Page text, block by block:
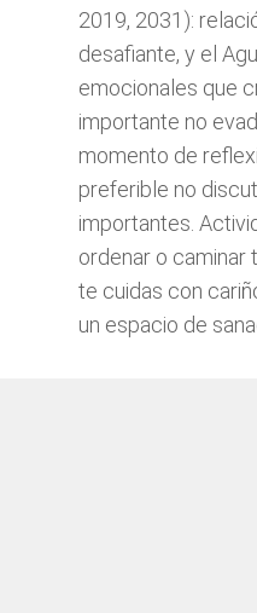
2019, 2031):
desafiante, y el
emocionales que
importante no
momento de
preferible no
importantes.
ordenar o caminar
te cuidas con
un espacio de